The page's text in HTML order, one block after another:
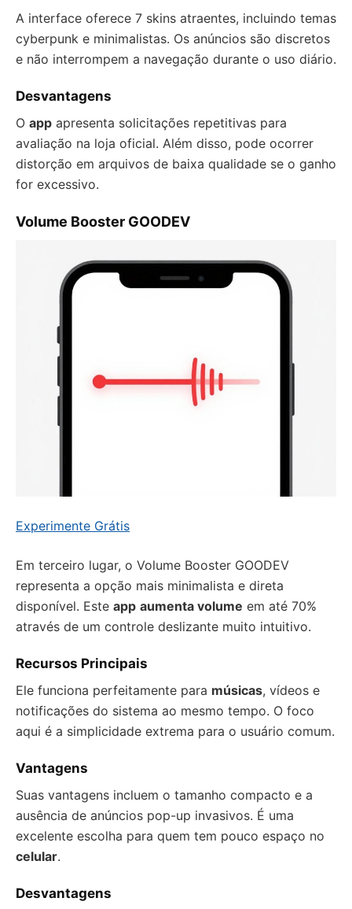
A interface oferece 7 skins atraentes, incluindo temas
cyberpunk e minimalistas. Os anúncios são discretos
e não interrompem a navegação durante o uso diário.
Desvantagens
O app apresenta solicitações repetitivas para
avaliação na loja oficial. Além disso, pode ocorrer
distorção em arquivos de baixa qualidade se o ganho
for excessivo.
Volume Booster GOODEV
Experimente Grátis
Em terceiro lugar, o Volume Booster GOODEV
representa a opção mais minimalista e direta
disponível. Este app aumenta volume em até 70%
através de um controle deslizante muito intuitivo.
Recursos Principais
Ele funciona perfeitamente para músicas, vídeos e
notificações do sistema ao mesmo tempo. O foco
aqui é a simplicidade extrema para o usuário comum.
Vantagens
Suas vantagens incluem o tamanho compacto e a
ausência de anúncios pop-up invasivos. É uma
excelente escolha para quem tem pouco espaço no
celular.
Desvantagens